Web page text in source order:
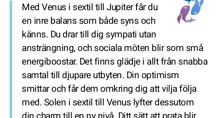
Med Venus i sextil till Jupiter får du
en inre balans som både syns och
känns. Du drar till dig sympati utan
ansträngning, och sociala möten blir som små
energiboostar. Det finns glädje i allt från snabba
samtal till djupare utbyten. Din optimism
smittar och får dem omkring dig att vilja följa
med. Solen i sextil till Venus lyfter dessutom